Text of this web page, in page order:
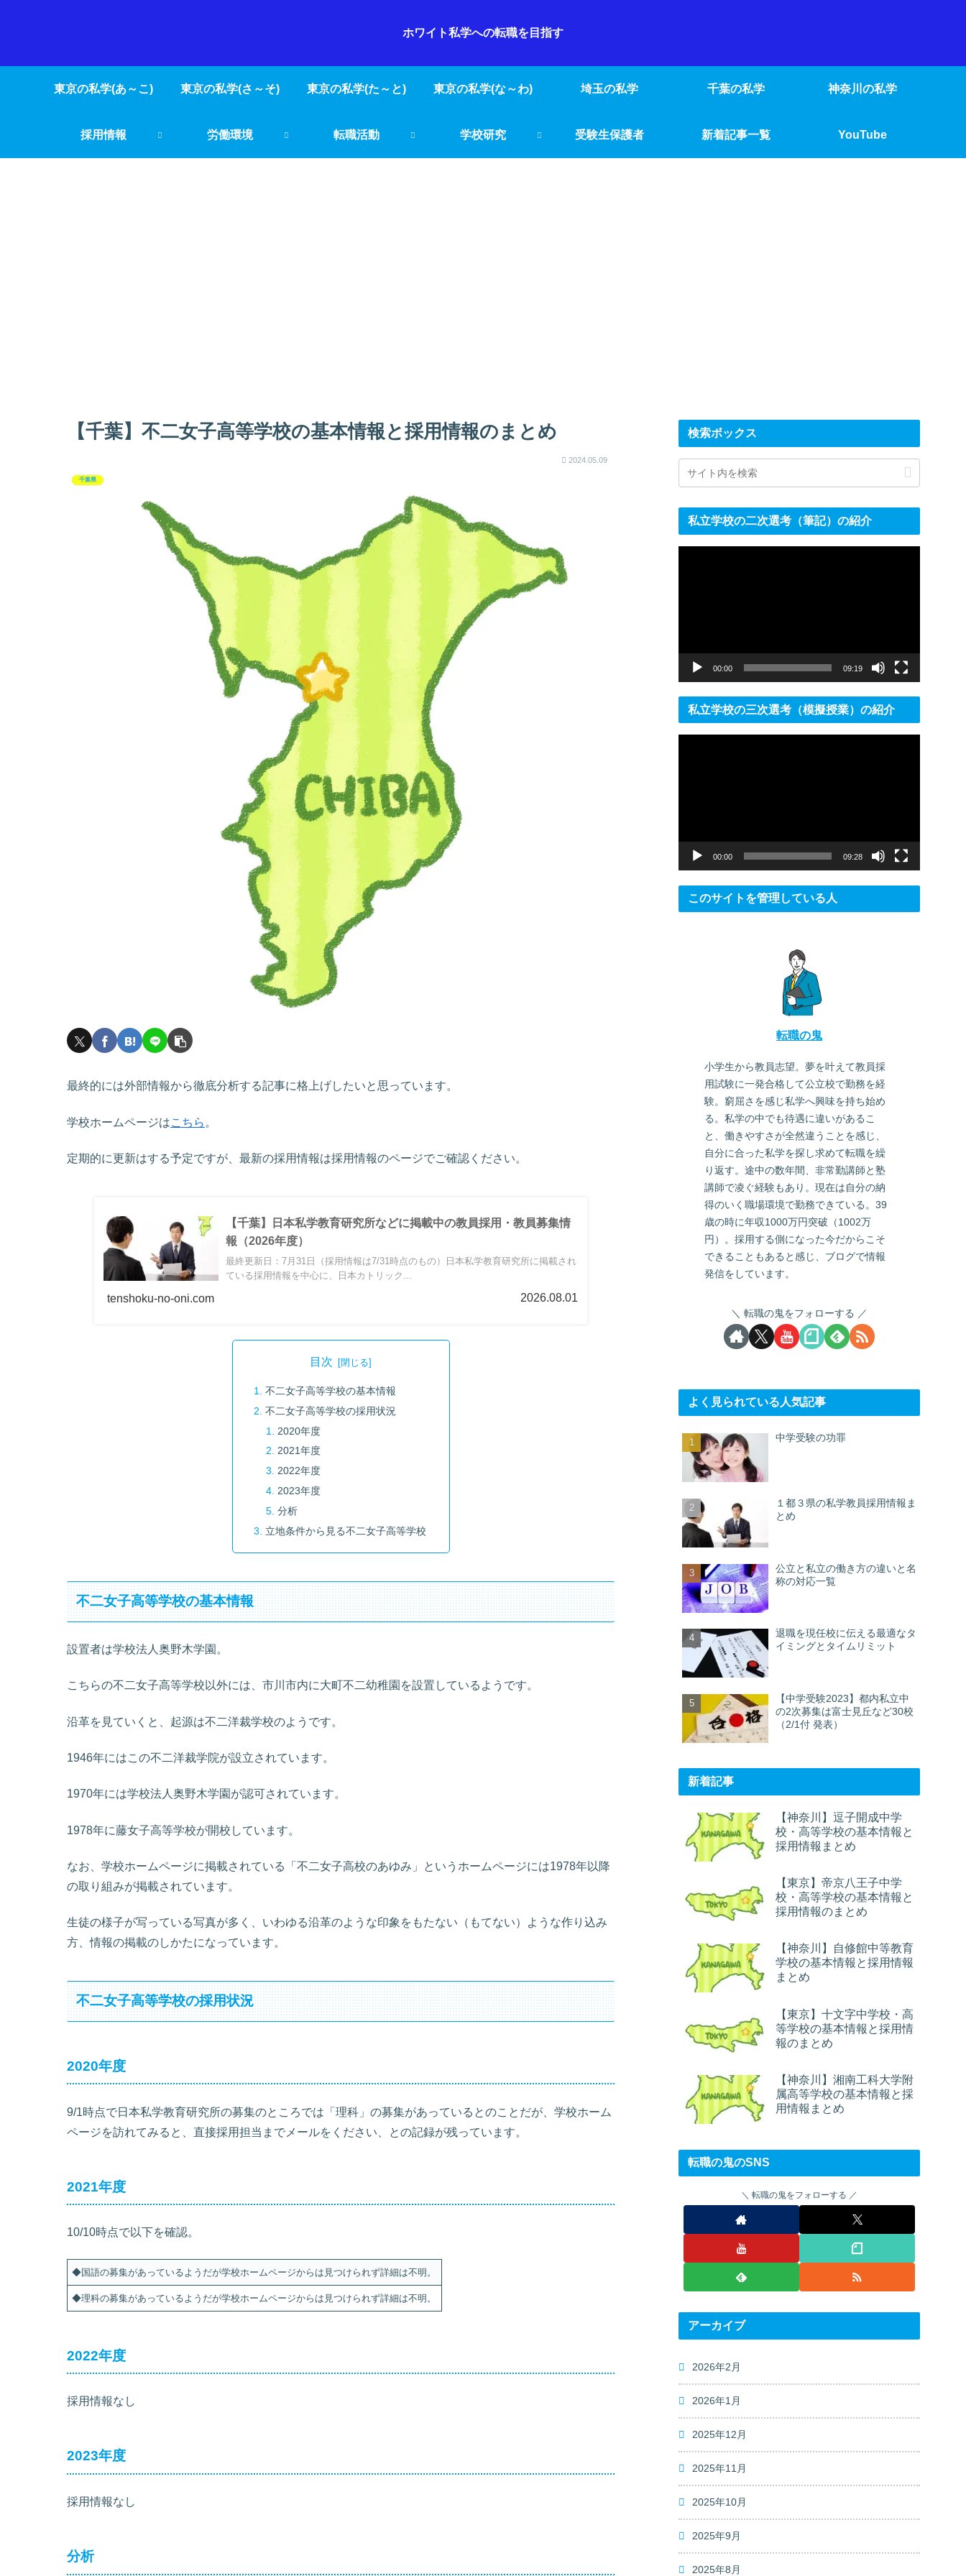
ホワイト私学への転職を目指す
東京の私学(あ～こ) 東京の私学(さ～そ) 東京の私学(た～と) 東京の私学(な～わ) 埼玉の私学 千葉の私学 神奈川の私学
採用情報 労働環境 転職活動 学校研究 受験生保護者 新着記事一覧 YouTube
【千葉】不二女子高等学校の基本情報と採用情報のまとめ
2024.05.09
千葉県
最終的には外部情報から徹底分析する記事に格上げしたいと思っています。
学校ホームページはこちら 。
定期的に更新はする予定ですが、最新の採用情報は採用情報のページでご確認ください。
【千葉】日本私学教育研究所などに掲載中の教員採用・教員募集情
報（2026年度）
最終更新日：7月31日（採用情報は7/31時点のもの）日本私学教育研究所に掲載され
ている採用情報を中心に、日本カトリック...
tenshoku-no-oni.com 2026.08.01
目次
不二女子高等学校の基本情報
不二女子高等学校の採用状況
2020年度
2021年度
2022年度
2023年度
分析
立地条件から見る不二女子高等学校
不二女子高等学校の基本情報
設置者は学校法人奥野木学園。
こちらの不二女子高等学校以外には、市川市内に大町不二幼稚園を設置しているようです。
沿革を見ていくと、起源は不二洋裁学校のようです。
1946年にはこの不二洋裁学院が設立されています。
1970年には学校法人奥野木学園が認可されています。
1978年に藤女子高等学校が開校しています。
なお、学校ホームページに掲載されている「不二女子高校のあゆみ」というホームページには1978年以降
の取り組みが掲載されています。
生徒の様子が写っている写真が多く、いわゆる沿革のような印象をもたない（もてない）ような作り込み
方、情報の掲載のしかたになっています。
不二女子高等学校の採用状況
2020年度
9/1時点で日本私学教育研究所の募集のところでは「理科」の募集があっているとのことだが、学校ホーム
ページを訪れてみると、直接採用担当までメールをください、との記録が残っています。
2021年度
10/10時点で以下を確認。
◆国語の募集があっているようだが学校ホームページからは見つけられず詳細は不明。
◆理科の募集があっているようだが学校ホームページからは見つけられず詳細は不明。
2022年度
採用情報なし
2023年度
採用情報なし
分析
検索ボックス
私立学校の二次選考（筆記）の紹介
00:00 09:19
私立学校の三次選考（模擬授業）の紹介
00:00 09:28
このサイトを管理している人
転職の鬼
小学生から教員志望。夢を叶えて教員採
用試験に一発合格して公立校で勤務を経
験。窮屈さを感じ私学へ興味を持ち始め
る。私学の中でも待遇に違いがあるこ
と、働きやすさが全然違うことを感じ、
自分に合った私学を探し求めて転職を繰
り返す。途中の数年間、非常勤講師と塾
講師で凌ぐ経験もあり。現在は自分の納
得のいく職場環境で勤務できている。39
歳の時に年収1000万円突破（1002万
円）。採用する側になった今だからこそ
できることもあると感じ、ブログで情報
発信をしています。
転職の鬼をフォローする
よく見られている人気記事
中学受験の功罪
１都３県の私学教員採用情報ま
とめ
公立と私立の働き方の違いと名
称の対応一覧
退職を現任校に伝える最適なタ
イミングとタイムリミット
【中学受験2023】都内私立中
の2次募集は富士見丘など30校
（2/1付 発表）
新着記事
【神奈川】逗子開成中学
校・高等学校の基本情報と
採用情報まとめ
【東京】帝京八王子中学
校・高等学校の基本情報と
採用情報のまとめ
【神奈川】自修館中等教育
学校の基本情報と採用情報
まとめ
【東京】十文字中学校・高
等学校の基本情報と採用情
報のまとめ
【神奈川】湘南工科大学附
属高等学校の基本情報と採
用情報まとめ
転職の鬼のSNS
転職の鬼をフォローする
アーカイブ
2026年2月
2026年1月
2025年12月
2025年11月
2025年10月
2025年9月
2025年8月